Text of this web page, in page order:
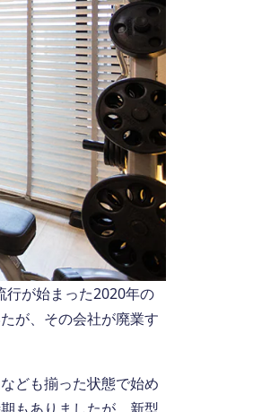
行が始まった2020年の
が、その会社が廃業す
ども揃った状態で始め